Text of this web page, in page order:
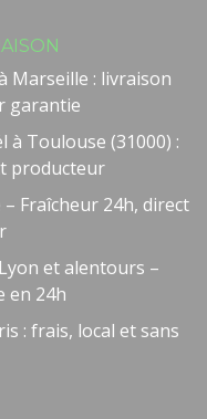
Marseille : livraison
garantie
à Toulouse (31000) :
producteur
Fraîcheur 24h, direct
et alentours –
en 24h
: frais, local et sans